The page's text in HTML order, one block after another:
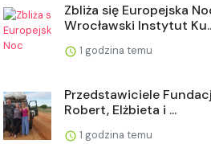
Zbliża się Europejska
Wrocławski Instytut
1 godzina temu
Przedstawiciele
Robert, Elżbieta i ...
1 godzina temu